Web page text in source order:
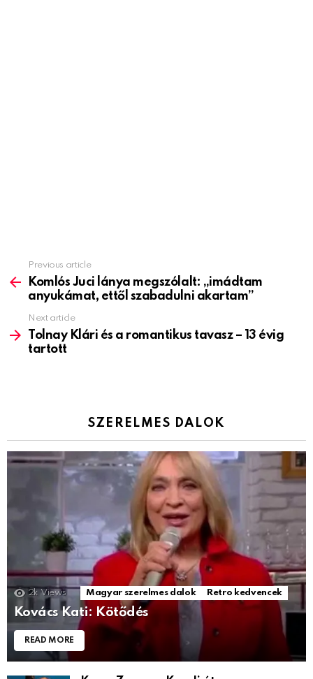
more
Previous article
Komlós Juci lánya megszólalt: „imádtam
anyukámat, ettől szabadulni akartam”
Next article
Tolnay Klári és a romantikus tavasz – 13 évig
tartott
SZERELMES DALOK
2k Views Magyar szerelmes dalok Retro kedvencek
Kovács Kati: Kötődés
READ MORE